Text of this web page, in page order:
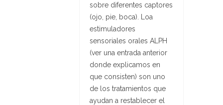
sobre diferentes captores
(ojo, pie, boca). Loa
estimuladores
sensoriales orales ALPH
(ver una entrada anterior
donde explicamos en
que consisten) son uno
de los tratamientos que
ayudan a restablecer el